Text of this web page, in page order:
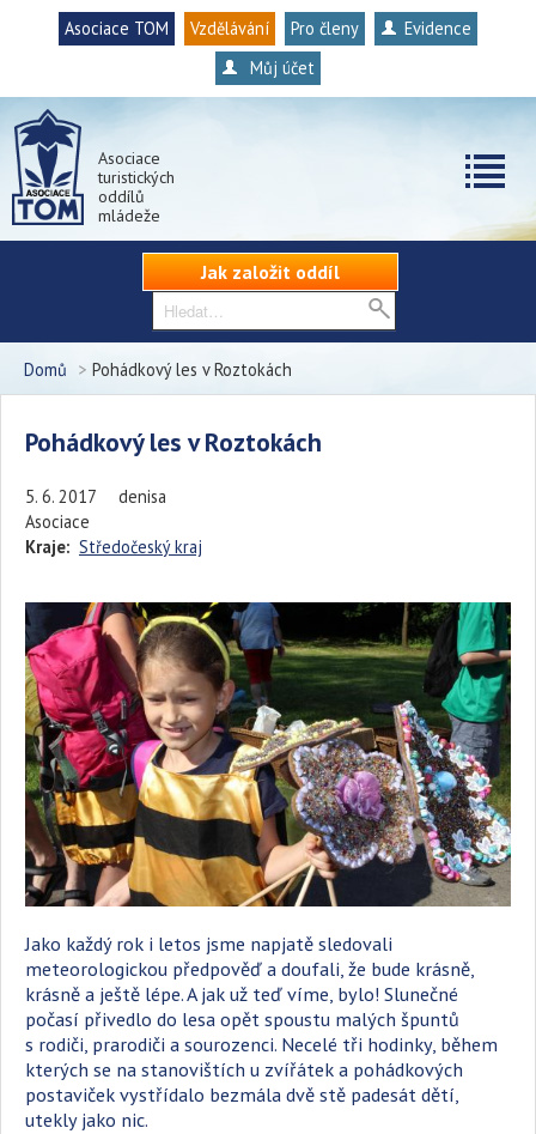
Asociace TOM Vzdělávání Pro členy
Evidence
Můj účet
Asociace
turistických
oddílů
mládeže
Jak založit oddíl
Domů > Pohádkový les v Roztokách
Pohádkový les v Roztokách
5. 6. 2017
denisa
Asociace
Kraje: Středočeský kraj
Jako každý rok i letos jsme napjatě sledovali
meteorologickou předpověď a doufali, že bude krásně,
krásně a ještě lépe. A jak už teď víme, bylo! Slunečné
počasí přivedlo do lesa opět spoustu malých špuntů
s rodiči, prarodiči a sourozenci. Necelé tři hodinky, během
kterých se na stanovištích u zvířátek a pohádkových
postaviček vystřídalo bezmála dvě stě padesát dětí,
utekly jako nic.